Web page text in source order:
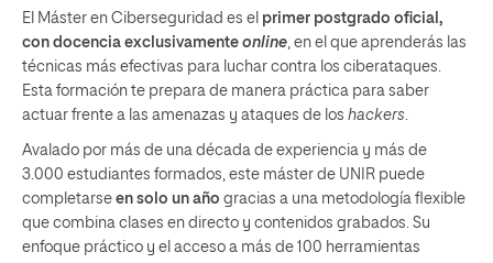
El Máster en Ciberseguridad es el primer postgrado oficial,
con docencia exclusivamente online, en el que aprenderás las
técnicas más efectivas para luchar contra los ciberataques.
Esta formación te prepara de manera práctica para saber
actuar frente a las amenazas y ataques de los hackers.
Avalado por más de una década de experiencia y más de
3.000 estudiantes formados, este máster de UNIR puede
completarse en solo un año gracias a una metodología flexible
que combina clases en directo y contenidos grabados. Su
enfoque práctico y el acceso a más de 100 herramientas